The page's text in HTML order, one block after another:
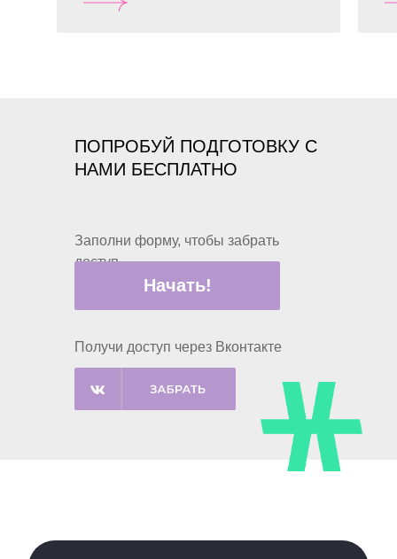
ПОПРОБУЙ ПОДГОТОВКУ С
НАМИ БЕСПЛАТНО
Получи доступ через Вконтакте
Заполни форму, чтобы забрать
доступ
Начать!